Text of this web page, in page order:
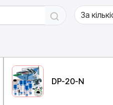
DP-20-N